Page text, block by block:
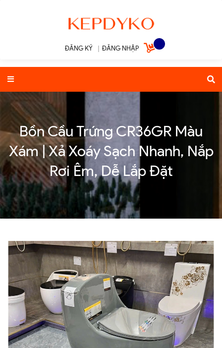
ĐĂNG KÝ ĐĂNG NHẬP
Bồn Cầu Trứng CR36GR Màu
Xám | Xả Xoáy Sạch Nhanh, Nắp
Rơi Êm, Dễ Lắp Đặt